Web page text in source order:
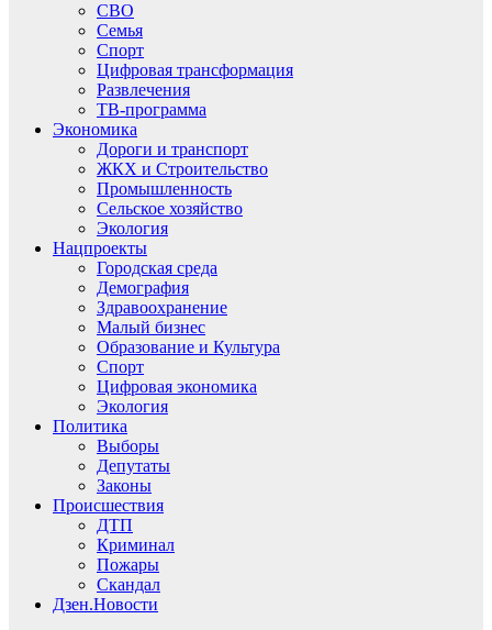
СВО
Семья
Спорт
Цифровая трансформация
Развлечения
ТВ-программа
Экономика
Дороги и транспорт
ЖКХ и Строительство
Промышленность
Сельское хозяйство
Экология
Нацпроекты
Городская среда
Демография
Здравоохранение
Малый бизнес
Образование и Культура
Спорт
Цифровая экономика
Экология
Политика
Выборы
Депутаты
Законы
Происшествия
ДТП
Криминал
Пожары
Скандал
Дзен.Новости